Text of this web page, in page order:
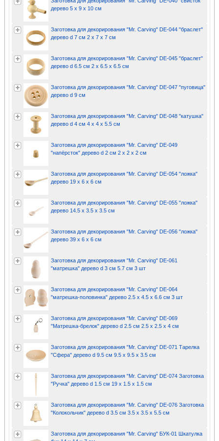
дерево 5 х 9 х 10 см
Заготовка для декорирования "Mr. Carving" DE-044 "браслет"
дерево d 7 см 2 х 7 х 7 см
Заготовка для декорирования "Mr. Carving" DE-045 "браслет"
дерево d 6.5 см 2 х 6.5 х 6.5 см
Заготовка для декорирования "Mr. Carving" DE-047 "пуговица"
дерево d 9 см
Заготовка для декорирования "Mr. Carving" DE-048 "катушка"
дерево d 4 см 4 х 4 х 5.5 см
Заготовка для декорирования "Mr. Carving" DE-049
"напёрсток" дерево d 2 см 2 х 2 х 2 см
Заготовка для декорирования "Mr. Carving" DE-054 "ложка"
дерево 19 х 6 х 6 см
Заготовка для декорирования "Mr. Carving" DE-055 "ложка"
дерево 14.5 х 3.5 х 3.5 см
Заготовка для декорирования "Mr. Carving" DE-056 "ложка"
дерево 39 х 6 х 6 см
Заготовка для декорирования "Mr. Carving" DE-061
"матрешка" дерево d 3 см 5.7 см 3 шт
Заготовка для декорирования "Mr. Carving" DE-064
"матрешка-половинка" дерево 2.5 х 4.5 х 6.6 см 3 шт
Заготовка для декорирования "Mr. Carving" DE-069
"Матрешка-брелок" дерево d 2.5 см 2.5 х 2.5 х 4 см
Заготовка для декорирования "Mr. Carving" DE-071 Тарелка
"Сфера" дерево d 9.5 см 9.5 х 9.5 х 3.5 см
Заготовка для декорирования "Mr. Carving" DE-074 Заготовка
"Ручка" дерево d 1.5 см 19 х 1.5 х 1.5 см
Заготовка для декорирования "Mr. Carving" DE-076 Заготовка
"Колокольчик" дерево d 3.5 см 3.5 х 3.5 х 5.5 см
Заготовка для декорирования "Mr. Carving" БУК-01 Шкатулка